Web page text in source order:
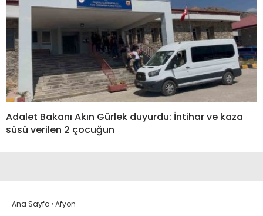
Adalet Bakanı Akın Gürlek duyurdu: İntihar ve kaza
süsü verilen 2 çocuğun
Ana Sayfa ›Afyon